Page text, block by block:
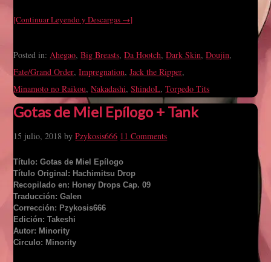
[Continuar Leyendo y Descargas →]
Posted in:Ahegao,Big Breasts,Da Hootch,Dark Skin,Doujin,
Fate/Grand Order,Impregnation,Jack the Ripper,
Minamoto no Raikou,Nakadashi,ShindoL,Torpedo Tits
Gotas de Miel Epílogo + Tank
15 julio, 2018 byPzykosis666 11 Comments
Título: Gotas de Miel Epílogo
Título Original: Hachimitsu Drop
Recopilado en: Honey Drops Cap. 09
Traducción: Galen
Corrección: Pzykosis666
Edición: Takeshi
Autor: Minority
Circulo: Minority